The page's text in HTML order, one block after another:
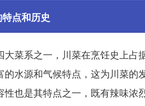
特点和历史
大菜系之一，川菜在烹饪史上占
的水源和气候特点，这为川菜的
性也是其特点之一，既有辣味浓